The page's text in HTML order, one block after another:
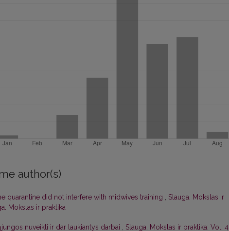
author(s)
quarantine did not interfere with midwives training , Slauga. Mokslas ir
Mokslas ir praktika
nuveikti ir dar laukiantys darbai , Slauga. Mokslas ir praktika: Vol. 4